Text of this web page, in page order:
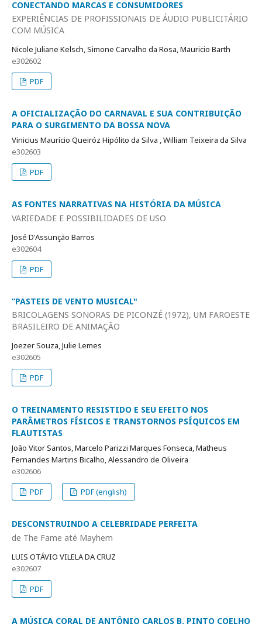
CONECTANDO MARCAS E CONSUMIDORES
EXPERIÊNCIAS DE PROFISSIONAIS DE ÁUDIO PUBLICITÁRIO
COM MÚSICA
Nicole Juliane Kelsch, Simone Carvalho da Rosa, Mauricio Barth
e302602
PDF
A OFICIALIZAÇÃO DO CARNAVAL E SUA CONTRIBUIÇÃO
PARA O SURGIMENTO DA BOSSA NOVA
Vinicius Maurício Queiróz Hipólito da Silva , William Teixeira da Silva
e302603
PDF
AS FONTES NARRATIVAS NA HISTÓRIA DA MÚSICA
VARIEDADE E POSSIBILIDADES DE USO
José D'Assunção Barros
e302604
PDF
“PASTEIS DE VENTO MUSICAL"
BRICOLAGENS SONORAS DE PICONZÉ (1972), UM FAROESTE
BRASILEIRO DE ANIMAÇÃO
Joezer Souza, Julie Lemes
e302605
PDF
O TREINAMENTO RESISTIDO E SEU EFEITO NOS
PARÂMETROS FÍSICOS E TRANSTORNOS PSÍQUICOS EM
FLAUTISTAS
João Vitor Santos, Marcelo Parizzi Marques Fonseca, Matheus
Fernandes Martins Bicalho, Alessandro de Oliveira
e302606
PDF
PDF (english)
DESCONSTRUINDO A CELEBRIDADE PERFEITA
de The Fame até Mayhem
LUIS OTÁVIO VILELA DA CRUZ
e302607
PDF
A MÚSICA CORAL DE ANTÔNIO CARLOS B. PINTO COELHO